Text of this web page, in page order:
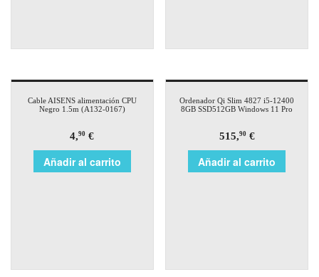
Cable AISENS alimentación CPU
Negro 1.5m (A132-0167)
4,90 €
Añadir al carrito
Ordenador Qi Slim 4827 i5-12400
8GB SSD512GB Windows 11 Pro
515,90€
Añadir al carrito